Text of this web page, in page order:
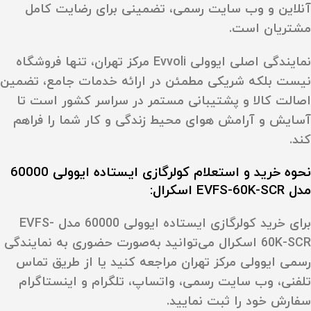
آنلاین و وب‌ سایت رسمی، تضمینی برای رضایت کامل
مشتریان است.
نمایندگی اصلی ایوولی Evvoli مرکز تهران، تنها فروشگاه
نیست بلکه شریکی مطمئن در ارائه خدمات جامع، تضمین
اصالت کالا و پشتیبانی مستمر در سراسر کشور است تا
آسایش و آرامش هوای محیط زندگی و کار شما را فراهم
کند.
نحوه خرید و استعلام کولرگازی ایستاده ایوولی 60000
مدل EVFS-60K-SCR اسکرال:
برای خرید کولرگازی ایستاده ایوولی 60000 مدل EVFS-
60K-SCR اسکرال می‌توانید به‌صورت حضوری به نمایندگی
رسمی ایوولی مرکز تهران مراجعه کنید یا از طریق تماس
تلفنی، وب‌ سایت رسمی، واتساپ، تلگرام و اینستاگرام
سفارش خود را ثبت نمایید.